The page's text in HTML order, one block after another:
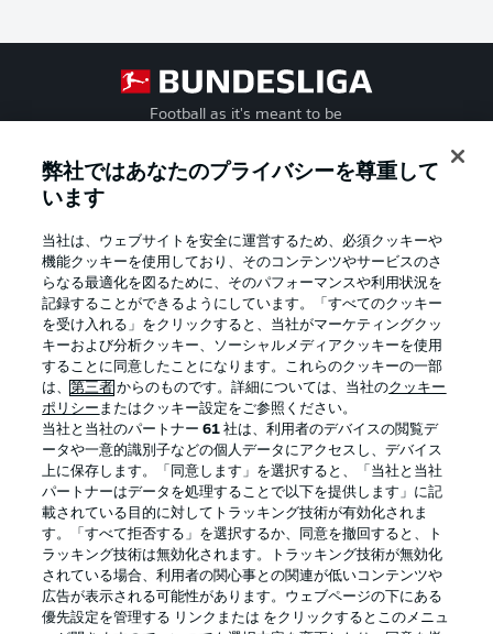
Football as it's meant to be
Official Partners
プライバシー・ポリシー 優先設定を管理する
弊社ではあなたのプライバシーを尊重して
います
当社は、ウェブサイトを安全に運営するため、必須クッキーや
機能クッキーを使用しており、そのコンテンツやサービスのさ
らなる最適化を図るために、そのパフォーマンスや利用状況を
記録することができるようにしています。「すべてのクッキー
を受け入れる」をクリックすると、当社がマーケティングクッ
キーおよび分析クッキー、ソーシャルメディアクッキーを使用
することに同意したことになります。これらのクッキーの一部
は、第三者 からのものです。詳細については、当社のクッキー
ポリシー またはクッキー設定をご参照ください。
当社と当社のパートナー61 社は、利用者のデバイスの閲覧デ
ータや一意的識別子などの個人データにアクセスし、デバイス
上に保存します。「同意します」を選択すると、「当社と当社
パートナーはデータを処理することで以下を提供します」に記
載されている目的に対してトラッキング技術が有効化されま
す。「すべて拒否する」を選択するか、同意を撤回すると、ト
ラッキング技術は無効化されます。トラッキング技術が無効化
されている場合、利用者の関心事との関連が低いコンテンツや
広告が表示される可能性があります。ウェブページの下にある
優先設定を管理する リンクまたは をクリックするとこのメニュ